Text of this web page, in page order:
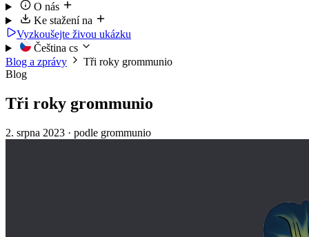
O nás
Ke stažení na
Vyzkoušejte živou ukázku
Čeština cs
Blog a zprávy
Tři roky grommunio
Blog
Tři roky grommunio
2. srpna 2023 · podle grommunio